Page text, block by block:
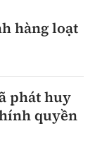
hàng loạt
phát huy
quyền